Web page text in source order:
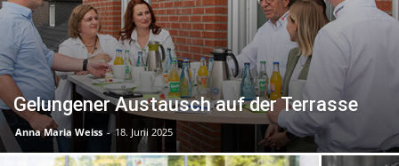
Gelungener Austausch auf der Terrasse
Anna Maria Weiss - 18. Juni 2025